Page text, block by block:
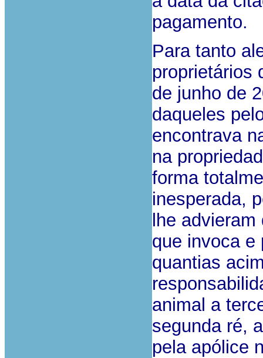
pagamento.
Para tanto
proprietários
de junho de
daqueles
encontrava
na
forma
inesperada,
lhe
que invoca e
quantias
animal a
segunda ré,
pela apólice